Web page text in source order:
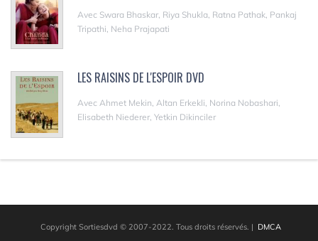
Avec Swara Bhaskar, Riya Shukla, Ratna Pathak, Pankaj
Tripathi, Neha Prajapati
LES RAISINS DE L'ESPOIR DVD
Avec Ahmet Mekin, Altan Erkekli, Norina Nobashari,
Elisabeth Niederer, Yetkin Dikinciler
Copyright Sortiesdvd © 2007-2022. Tous droits réservés. | DMCA